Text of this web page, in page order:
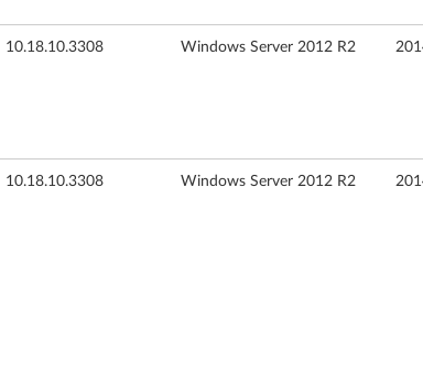
10.18.10.3308 Windows Server 2012 R2
10.18.10.3308 Windows Server 2012 R2